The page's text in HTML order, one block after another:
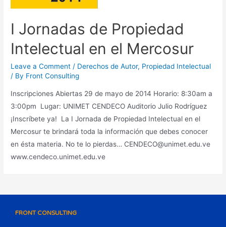
I Jornadas de Propiedad
Intelectual en el Mercosur
Leave a Comment / Derechos de Autor, Propiedad Intelectual
/ By Front Consulting
Inscripciones Abiertas 29 de mayo de 2014 Horario: 8:30am a
3:00pm Lugar: UNIMET CENDECO Auditorio Julio Rodríguez
¡Inscríbete ya! La I Jornada de Propiedad Intelectual en el
Mercosur te brindará toda la información que debes conocer
en ésta materia. No te lo pierdas… CENDECO@unimet.edu.ve
www.cendeco.unimet.edu.ve
FRONT CONSULTING